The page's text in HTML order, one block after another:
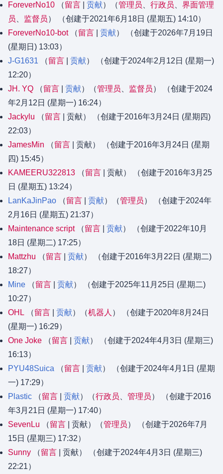
ForeverNo10
留言 贡献 ‏‎（管理员 行政员
界面管理
员
监督员） （创建于2021年6月18日 (星期五) 14:10）
ForeverNo10-bot
留言 贡献
（创建于2026年7月19日
(星期日) 13:03）
J-G1631
留言 贡献
（创建于2024年2月12日 (星期一)
12:20）
JH. YQ
留言 贡献 ‏‎（管理员 监督员） （创建于2024
年2月12日 (星期一) 16:24）
Jackylu
留言 贡献
（创建于2016年3月24日 (星期四)
22:03）
JamesMin
留言 贡献
（创建于2016年3月24日 (星期
四) 15:45）
KAMEERU322813
留言 贡献
（创建于2016年3月25
日 (星期五) 13:24）
LanKaJinPao
留言 贡献 ‏‎（管理员） （创建于2024年
2月16日 (星期五) 21:37）
Maintenance script
留言 贡献
（创建于2022年10月
18日 (星期二) 17:25）
Mattzhu
留言 贡献
（创建于2016年3月22日 (星期二)
18:27）
Mine
留言 贡献
（创建于2025年11月25日 (星期二)
10:27）
OHL
留言 贡献 ‏‎（机器人 ） （创建于2020年8月24日
(星期一) 16:29）
One Joke
留言 贡献
（创建于2024年4月3日 (星期三)
16:13）
PYU48Suica
留言 贡献
（创建于2024年4月1日 (星期
一) 17:29）
Plastic
留言 贡献 ‏‎（行政员 管理员） （创建于2016
年3月21日 (星期一) 17:40）
SevenLu
留言 贡献 ‏‎（管理员） （创建于2026年7月
15日 (星期三) 17:32）
Sunny
留言 贡献
（创建于2024年4月3日 (星期三)
22:21）